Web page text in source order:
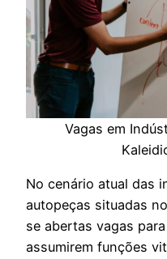
Vagas em
No cenário atual das
autopeças situadas
se abertas vagas
assumirem funções